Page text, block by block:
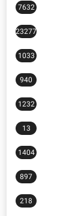
7632
23277
1033
940
1232
13
1404
897
218